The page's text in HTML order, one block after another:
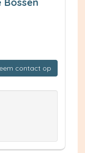
contact op